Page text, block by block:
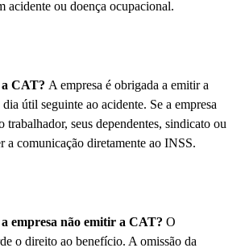
acidente ou doença ocupacional.
CAT? A empresa é obrigada a emitir a
útil seguinte ao acidente. Se a empresa
trabalhador, seus dependentes, sindicato ou
a comunicação diretamente ao INSS.
a empresa não emitir a CAT?O
o direito ao benefício. A omissão da